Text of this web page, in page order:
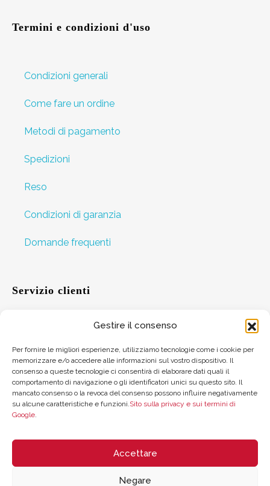
Gestire il consenso
Per fornire le migliori esperienze, utilizziamo tecnologie come i cookie per
memorizzare e/o accedere alle informazioni sul vostro dispositivo. Il
consenso a queste tecnologie ci consentirà di elaborare dati quali il
comportamento di navigazione o gli identificatori unici su questo sito. Il
mancato consenso o la revoca del consenso possono influire negativamente
su alcune caratteristiche e funzioni.Sito sulla privacy e sui termini di
Google.
Accettare
Negare
Termini e condizioni d'uso
Condizioni generali
Come fare un ordine
Metodi di pagamento
Spedizioni
Reso
Condizioni di garanzia
Domande frequenti
Servizio clienti
Suggerimenti
Dove trovarci
Saldo della carta regalo